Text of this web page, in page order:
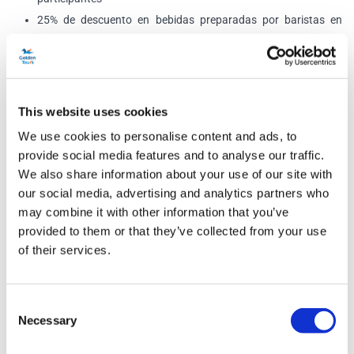
This website uses cookies
We use cookies to personalise content and ads, to
provide social media features and to analyse our traffic.
We also share information about your use of our site with
our social media, advertising and analytics partners who
may combine it with other information that you’ve
provided to them or that they’ve collected from your use
of their services.
Selection
Necessary
25% de descuento en bebidas preparadas por baristas en
Programa
del recorrido en autobús con paradas libres
: puede unirse al recorrido desde cualquiera de nuestras
múltiples paradas. Cada parada estará claramente
señalizada con las palabras Golden Tours debajo del logotipo
de Transport for London. Frecuencia: Los autobuses circulan
de 9:00 a 17:00 todos los días.
Cada 30 minutos en la ruta Naranja .
minutos en la ruta